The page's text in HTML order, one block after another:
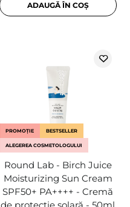
ADAUGĂ ÎN COȘ
PROMOȚIE BESTSELLER
ALEGEREA COSMETOLOGULUI
Round Lab - Birch Juice
Moisturizing Sun Cream
SPF50+ PA++++ - Cremă